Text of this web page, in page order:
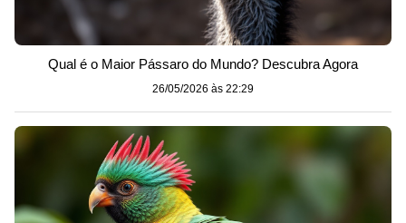
Qual é o Maior Pássaro do Mundo? Descubra Agora
26/05/2026 às 22:29